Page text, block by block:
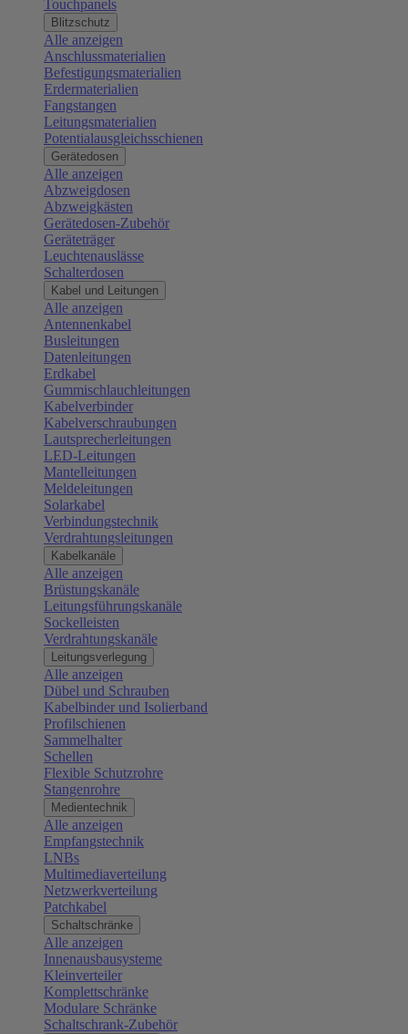
Touchpanels
Blitzschutz
Alle anzeigen
Anschlussmaterialien
Befestigungsmaterialien
Erdermaterialien
Fangstangen
Leitungsmaterialien
Potentialausgleichsschienen
Gerätedosen
Alle anzeigen
Abzweigdosen
Abzweigkästen
Gerätedosen-Zubehör
Geräteträger
Leuchtenauslässe
Schalterdosen
Kabel und Leitungen
Alle anzeigen
Antennenkabel
Busleitungen
Datenleitungen
Erdkabel
Gummischlauchleitungen
Kabelverbinder
Kabelverschraubungen
Lautsprecherleitungen
LED-Leitungen
Mantelleitungen
Meldeleitungen
Solarkabel
Verbindungstechnik
Verdrahtungsleitungen
Kabelkanäle
Alle anzeigen
Brüstungskanäle
Leitungsführungskanäle
Sockelleisten
Verdrahtungskanäle
Leitungsverlegung
Alle anzeigen
Dübel und Schrauben
Kabelbinder und Isolierband
Profilschienen
Sammelhalter
Schellen
Flexible Schutzrohre
Stangenrohre
Medientechnik
Alle anzeigen
Empfangstechnik
LNBs
Multimediaverteilung
Netzwerkverteilung
Patchkabel
Schaltschränke
Alle anzeigen
Innenausbausysteme
Kleinverteiler
Komplettschränke
Modulare Schränke
Schaltschrank-Zubehör